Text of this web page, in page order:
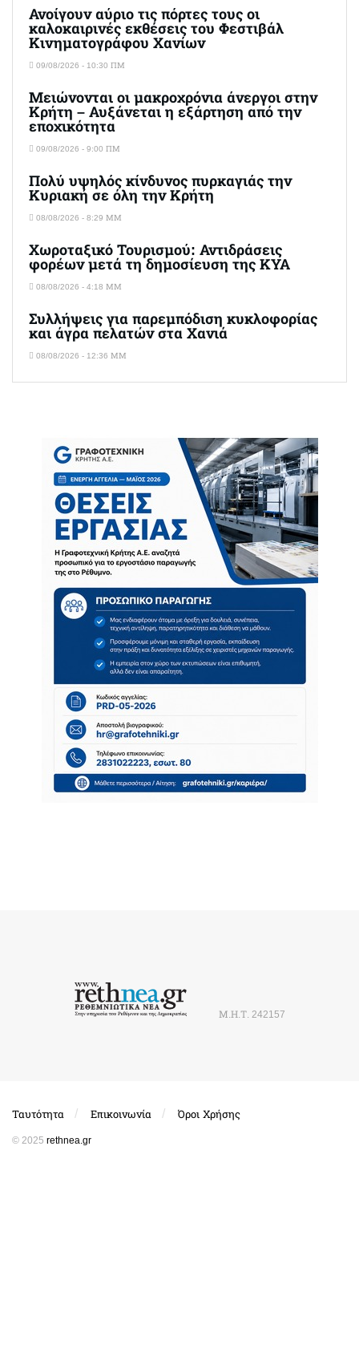
Ανοίγουν αύριο τις πόρτες τους οι
καλοκαιρινές εκθέσεις του Φεστιβάλ
Κινηματογράφου Χανίων
09/08/2026 - 10:30 ΠΜ
Μειώνονται οι μακροχρόνια άνεργοι στην
Κρήτη – Αυξάνεται η εξάρτηση από την
εποχικότητα
09/08/2026 - 9:00 ΠΜ
Πολύ υψηλός κίνδυνος πυρκαγιάς την
Κυριακή σε όλη την Κρήτη
08/08/2026 - 8:29 ΜΜ
Χωροταξικό Τουρισμού: Αντιδράσεις
φορέων μετά τη δημοσίευση της ΚΥΑ
08/08/2026 - 4:18 ΜΜ
Συλλήψεις για παρεμπόδιση κυκλοφορίας
και άγρα πελατών στα Χανιά
08/08/2026 - 12:36 ΜΜ
Μ.Η.Τ. 242157
Ταυτότητα Επικοινωνία Όροι Χρήσης
© 2025 rethnea.gr